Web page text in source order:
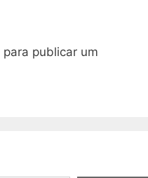
para publicar um